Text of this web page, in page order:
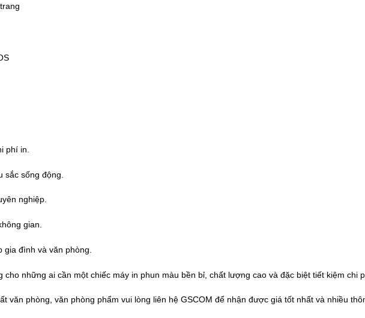
phí in.
sắc sống động.
nghiệp.
gian.
gia đình và văn phòng.
cho những ai cần một chiếc máy in phun màu bền bỉ, chất lượng cao và đặc biệt tiết kiệm chi
văn phòng, văn phòng phẩm vui lòng liên hệ GSCOM để nhận được giá tốt nhất và nhiều